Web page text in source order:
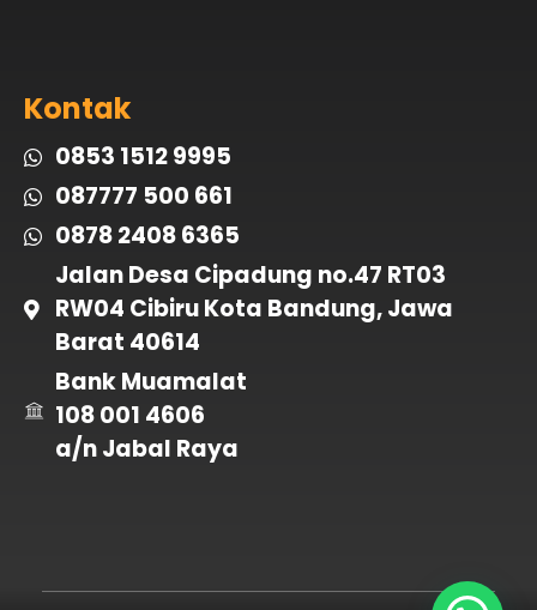
Kontak
0853 1512 9995
087777 500 661
0878 2408 6365
Jalan Desa Cipadung no.47 RT03
RW04 Cibiru Kota Bandung, Jawa
Barat 40614
Bank Muamalat
108 001 4606
a/n Jabal Raya